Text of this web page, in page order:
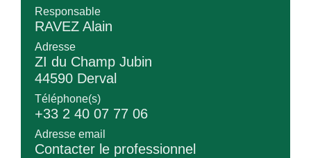
Responsable
RAVEZ Alain
Adresse
ZI du Champ Jubin
44590 Derval
Téléphone(s)
+33 2 40 07 77 06
Adresse email
Contacter le professionnel